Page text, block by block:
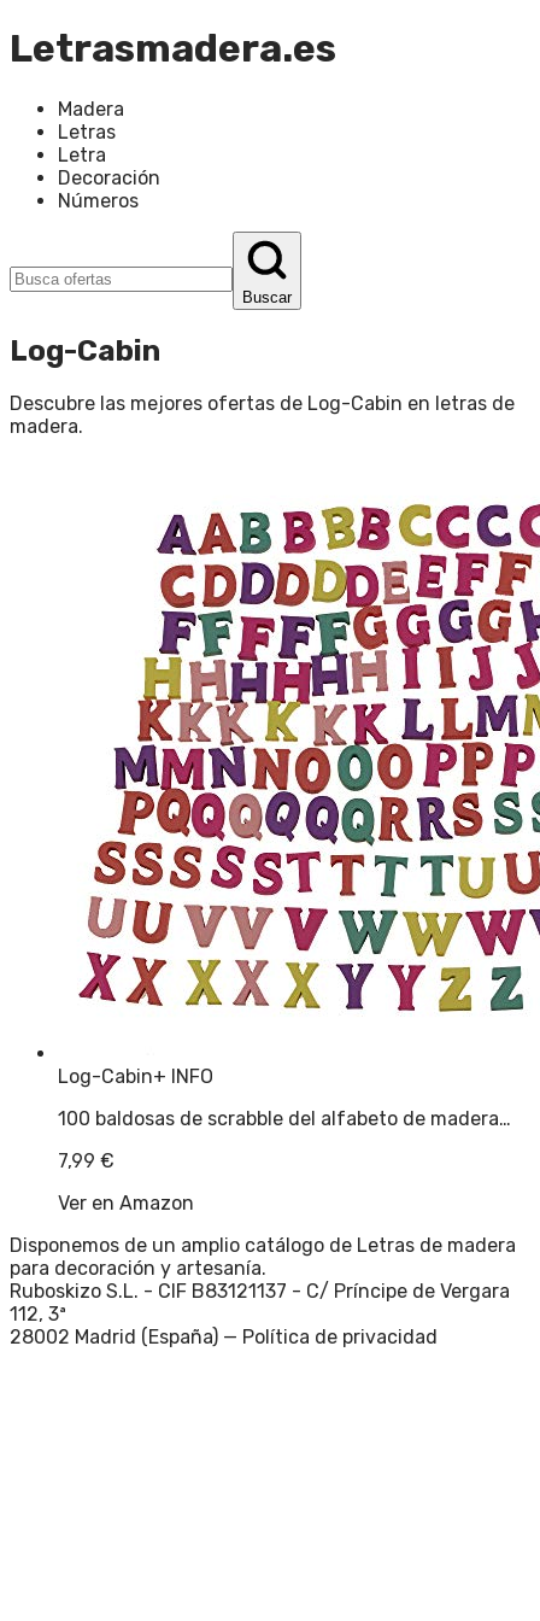
Letrasmadera.es
Madera
Letras
Letra
Decoración
Números
Buscar
Log-Cabin
Descubre las mejores ofertas de Log-Cabin en letras de
madera.
Log-Cabin+ INFO
100 baldosas de scrabble del alfabeto de madera…
7,99 €
Ver en Amazon
Disponemos de un amplio catálogo de Letras de madera
para decoración y artesanía.
Ruboskizo S.L. - CIF B83121137 - C/ Príncipe de Vergara
112, 3ª
28002 Madrid (España) — Política de privacidad